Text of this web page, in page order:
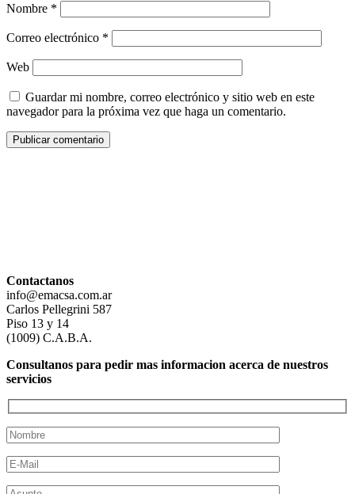
Nombre *
Correo electrónico *
Web
Guardar mi nombre, correo electrónico y sitio web en este
navegador para la próxima vez que haga un comentario.
Contactanos
info@emacsa.com.ar
Carlos Pellegrini 587
Piso 13 y 14
(1009) C.A.B.A.
Consultanos para pedir mas informacion acerca de nuestros
servicios